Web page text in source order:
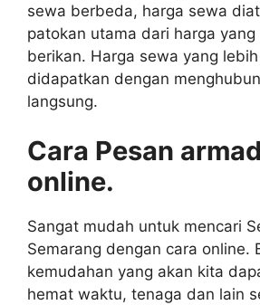
sewa berbeda, harga sewa
patokan utama dari harga yang
berikan. Harga sewa yang
didapatkan dengan
langsung.
Cara Pesan
online.
Sangat mudah untuk mencari
Semarang dengan cara online.
kemudahan yang akan kita
hemat waktu, tenaga dan lain